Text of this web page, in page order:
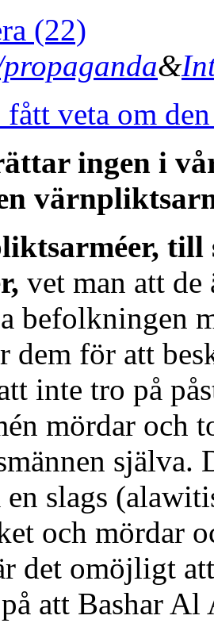
(22)
&
veta om
ingen i
vet man att de
befolkningen
dem för att
inte tro på
mördar och
själva.
slags
och mördar
det omöjligt
att Bashar